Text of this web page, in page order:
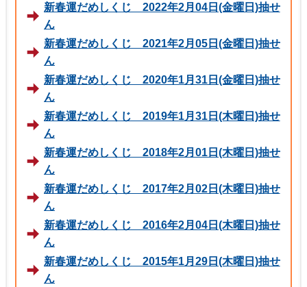
新春運だめしくじ 2022年2月04日(金曜日)抽せ
ん
新春運だめしくじ 2021年2月05日(金曜日)抽せ
ん
新春運だめしくじ 2020年1月31日(金曜日)抽せ
ん
新春運だめしくじ 2019年1月31日(木曜日)抽せ
ん
新春運だめしくじ 2018年2月01日(木曜日)抽せ
ん
新春運だめしくじ 2017年2月02日(木曜日)抽せ
ん
新春運だめしくじ 2016年2月04日(木曜日)抽せ
ん
新春運だめしくじ 2015年1月29日(木曜日)抽せ
ん